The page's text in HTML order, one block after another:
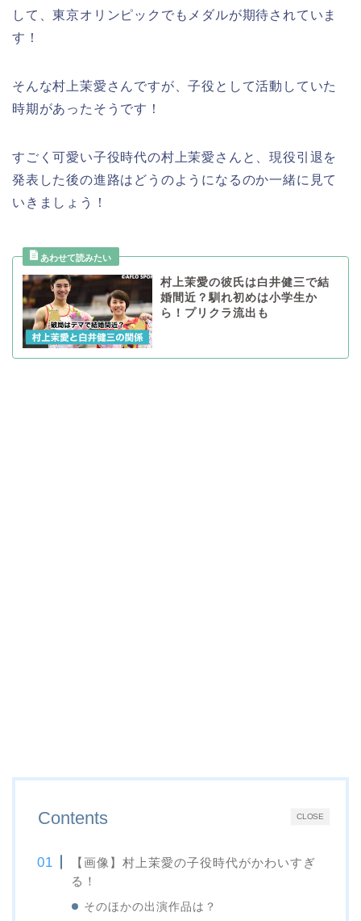
して、東京オリンピックでもメダルが期待されていま
す！
そんな村上茉愛さんですが、子役として活動していた
時期があったそうです！
すごく可愛い子役時代の村上茉愛さんと、現役引退を
発表した後の進路はどうのようになるのか一緒に見て
いきましょう！
村上茉愛の彼氏は白井健三で結
婚間近？馴れ初めは小学生か
ら！プリクラ流出も
CLOSE
Contents
【画像】村上茉愛の子役時代がかわいすぎ
る！
そのほかの出演作品は？